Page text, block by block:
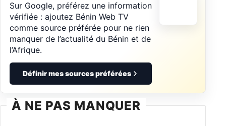
Sur Google, préférez une information
vérifiée : ajoutez Bénin Web TV
comme source préférée pour ne rien
manquer de l’actualité du Bénin et de
l’Afrique.
Définir mes sources préférées
À NE PAS MANQUER